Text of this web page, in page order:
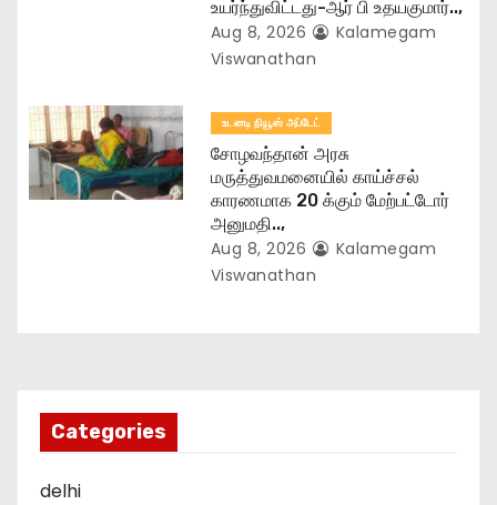
உயர்ந்துவிட்டது-ஆர் பி உதயகுமார்..,
Aug 8, 2026
Kalamegam
Viswanathan
உடனடி நியூஸ் அப்டேட்
சோழவந்தான் அரசு
மருத்துவமனையில் காய்ச்சல்
காரணமாக 20 க்கும் மேற்பட்டோர்
அனுமதி..,
Aug 8, 2026
Kalamegam
Viswanathan
Categories
delhi